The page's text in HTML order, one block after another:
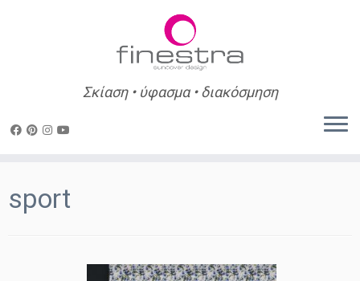
content
Σκίαση • ύφασμα • διακόσμηση
sport